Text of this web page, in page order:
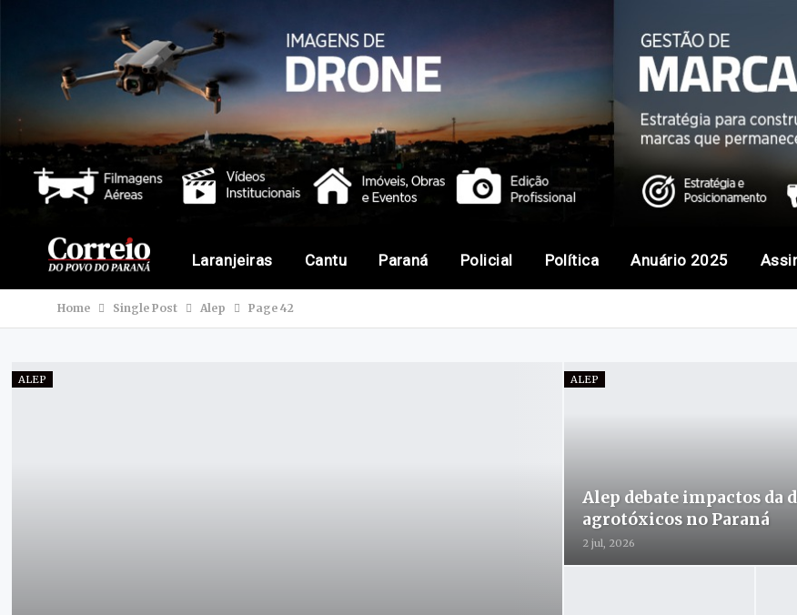
Laranjeiras Cantu Paraná Policial Política Anuário 2025
Home Single Post Alep Page 42
ALEP ALEP
Alep debate impactos da
agrotóxicos no Paraná
2 jul, 2026